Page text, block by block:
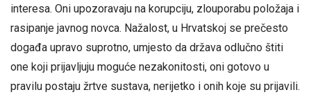
interesa. Oni upozoravaju na korupciju, zlouporabu položaja i
rasipanje javnog novca. Nažalost, u Hrvatskoj se prečesto
događa upravo suprotno, umjesto da država odlučno štiti
one koji prijavljuju moguće nezakonitosti, oni gotovo u
pravilu postaju žrtve sustava, nerijetko i onih koje su prijavili.